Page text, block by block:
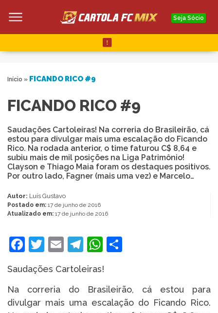
Seja Sócio
Início » FICANDO RICO #9
FICANDO RICO #9
Saudações Cartoleiras! Na correria do Brasileirão, cá
estou para divulgar mais uma escalação do Ficando
Rico. Na rodada anterior, o time faturou C$ 8,64 e
subiu mais de mil posições na Liga Patrimônio!
Clayson e Thiago Maia foram os destaques positivos.
Por outro lado, Fagner (mais uma vez) e Marcelo…
Autor: Luís Gustavo
Postado em: 17 de junho de 2016
Atualizado em: 17 de junho de 2016
Facebook
Twitter
EmailTelegram
WhatsApp
Saudações Cartoleiras!
Na correria do Brasileirão, cá estou para
divulgar mais uma escalação do Ficando Rico.